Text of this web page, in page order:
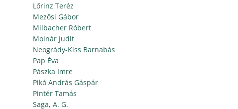
Lőrinz Teréz
Mezősi Gábor
Milbacher Róbert
Molnár Judit
Neogrády-Kiss Barnabás
Pap Éva
Pászka Imre
Pikó András Gáspár
Pintér Tamás
Saga, A. G.